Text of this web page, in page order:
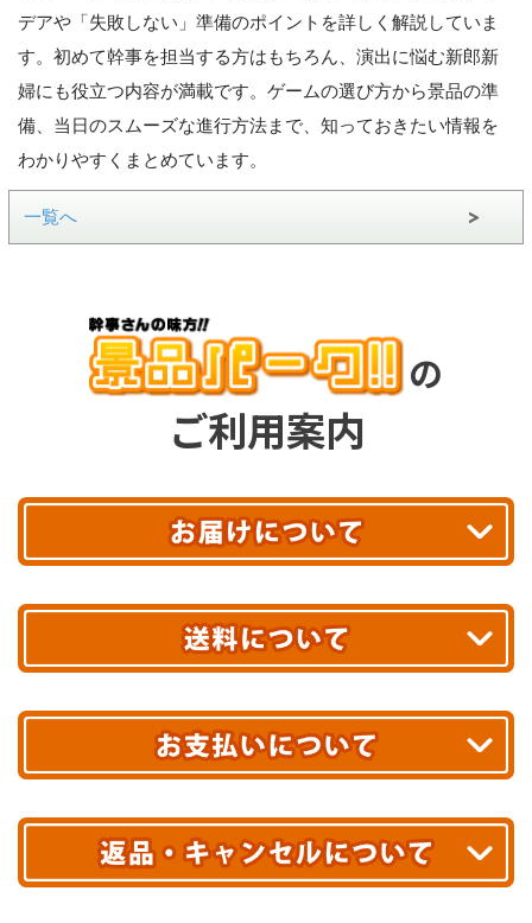
デアや「失敗しない」準備のポイントを詳しく解説していま
す。初めて幹事を担当する方はもちろん、演出に悩む新郎新
婦にも役立つ内容が満載です。ゲームの選び方から景品の準
備、当日のスムーズな進行方法まで、知っておきたい情報を
わかりやすくまとめています。
一覧へ
の
ご利用案内
最短翌日お届け!
あす着エリアが対象です。
エリアやお届け日の確認はこちら▶
※ 配送業者による配送遅延が生じる可能性がございます。
※ 沖縄・離島はお届けできません。
送料無料!
10,000円未満 全国一律1,100円(税込)
配送業者
ヤマト運輸
クレジットカード